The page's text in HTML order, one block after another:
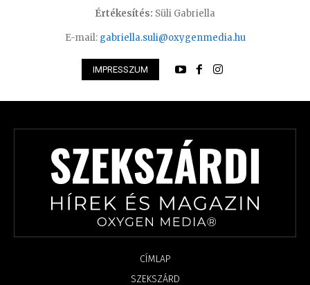
Értékesítés: Süli Gabriella
E-mail: gabriella.suli@oxygenmedia.hu
IMPRESSZUM
CÍMLAP
SZEKSZÁRD